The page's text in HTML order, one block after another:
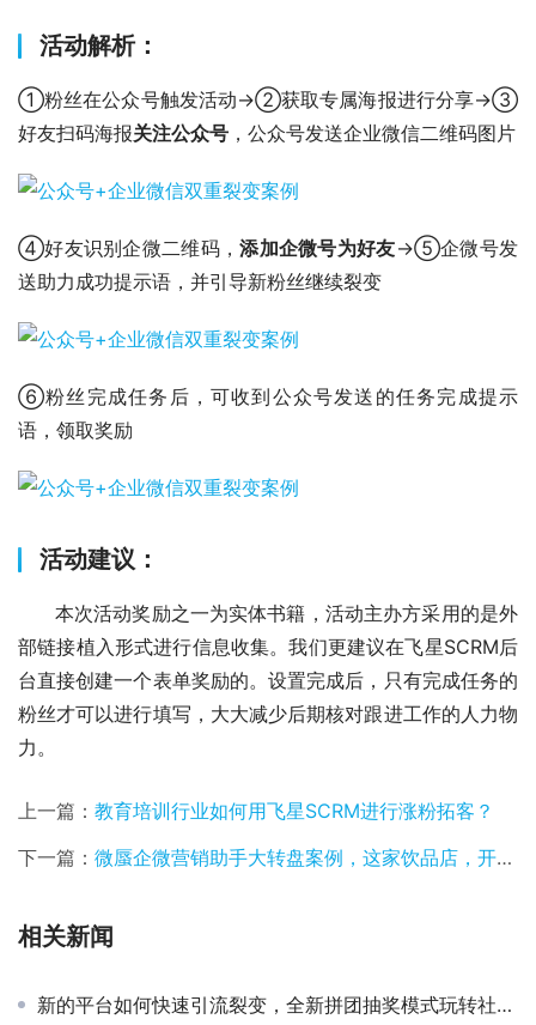
活动解析：
①粉丝在公众号触发活动→②获取专属海报进行分享→③
好友扫码海报关注公众号 ，公众号发送企业微信二维码图片
④好友识别企微二维码，添加企微号为好友→⑤企微号发
送助力成功提示语，并引导新粉丝继续裂变
⑥粉丝完成任务后，可收到公众号发送的任务完成提示
语，领取奖励
活动建议：
本次活动奖励之一为实体书籍，活动主办方采用的是外
部链接植入形式进行信息收集。我们更建议在飞星SCRM后
台直接创建一个表单奖励的。设置完成后，只有完成任务的
粉丝才可以进行填写，大大减少后期核对跟进工作的人力物
力。
上一篇： 教育培训行业如何用飞星SCRM进行涨粉拓客？
下一篇： 微蜃企微营销助手大转盘案例，这家饮品店，开业活动，霸了整条街，城管都来了！
相关新闻
新的平台如何快速引流裂变，全新拼团抽奖模式玩转社交电商